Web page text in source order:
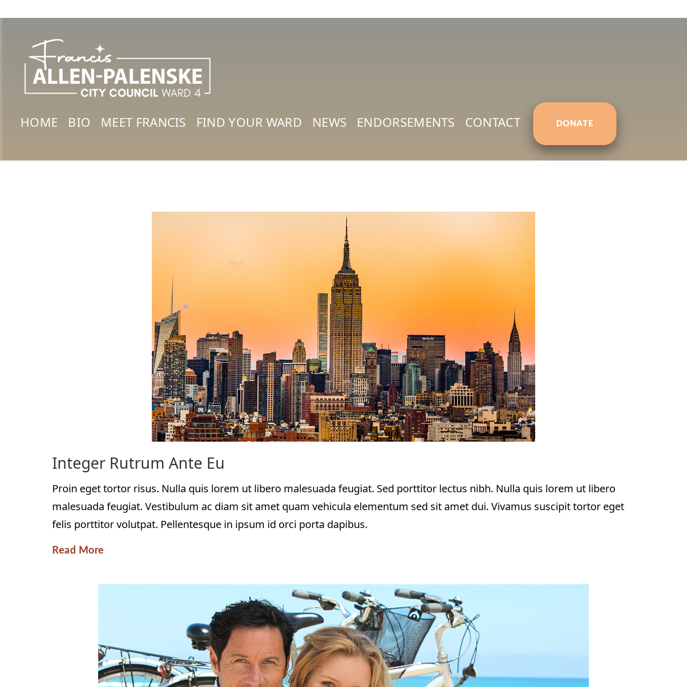
HOME BIO MEET FRANCIS FIND YOUR WARD NEWS ENDORSEMENTS CONTACT DONATE
Integer Rutrum Ante Eu
Proin eget tortor risus. Nulla quis lorem ut libero malesuada feugiat. Sed porttitor lectus nibh. Nulla quis lorem ut libero
malesuada feugiat. Vestibulum ac diam sit amet quam vehicula elementum sed sit amet dui. Vivamus suscipit tortor eget
felis porttitor volutpat. Pellentesque in ipsum id orci porta dapibus.
Read More